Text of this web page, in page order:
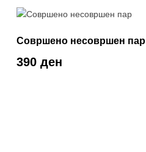
Совршено несовршен пар
390 ден